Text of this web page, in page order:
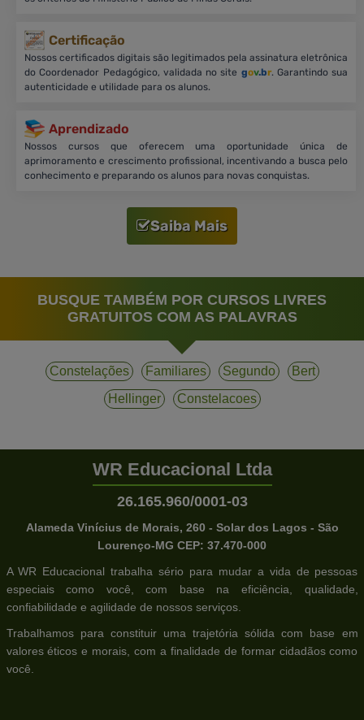
Certificação
Nossos certificados digitais são legitimados pela assinatura eletrônica
do Coordenador Pedagógico, validada no site gov.br. Garantindo sua
autenticidade e utilidade para os alunos.
Aprendizado
Nossos cursos que oferecem uma oportunidade única de
aprimoramento e crescimento profissional, incentivando a busca pelo
conhecimento e preparando os alunos para novas conquistas.
Saiba Mais
BUSQUE TAMBÉM POR CURSOS LIVRES
GRATUITOS COM AS PALAVRAS
Constelações Familiares Segundo
Bert
Hellinger
Constelacoes
WR Educacional Ltda
26.165.960/0001-03
Alameda Vinícius de Morais, 260 - Solar dos Lagos - São
Lourenço-MG CEP: 37.470-000
A WR Educacional trabalha sério para mudar a vida de pessoas
especiais como você, com base na eficiência, qualidade,
confiabilidade e agilidade de nossos serviços.
Trabalhamos para constituir uma trajetória sólida com base em
valores éticos e morais, com a finalidade de formar cidadãos como
você.